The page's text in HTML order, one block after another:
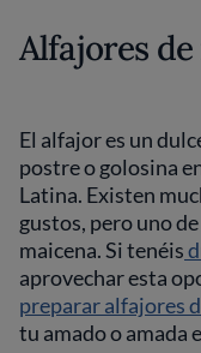
Alfajores
El alfajor es un
postre o golosina
Latina. Existen
gustos, pero uno
maicena. Si tenéis
aprovechar esta
preparar alfajores
tu amado o amada